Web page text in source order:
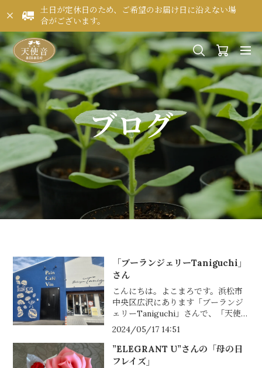
土日が定休日のため、ご希望のお届け日に沿えない場
合がございます。
ブログ
「ブーランジェリーTaniguchi」
さん
こんにちは。よこまろです。浜松市
中央区広沢にあります「ブーランジ
ェリーTaniguchi」さんで、「天使
音マスクメロンの飲むゼリー」を販
売していただけることになりまし
た！こちらは、磐田で人気のパン屋
「totoka...
2024/05/17 14:51
”ELEGRANT U”さんの「母の日
フレイズ」